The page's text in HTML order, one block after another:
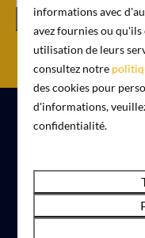
Payer en toute
informations avec
avez fournies ou
utilisation de leurs
consultez notre
des cookies pour
d'informations,
confidentialité.